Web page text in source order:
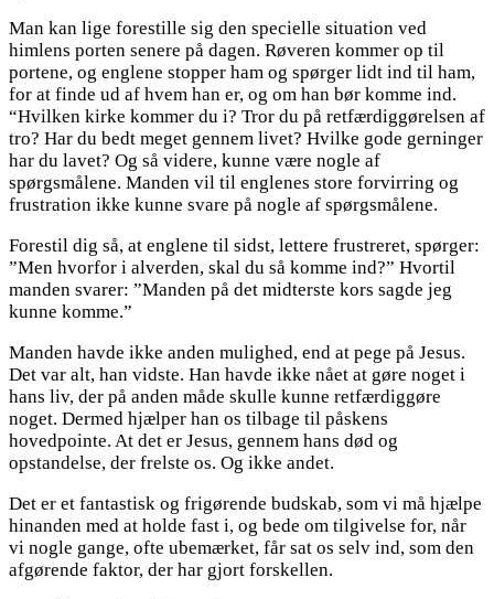
Man kan lige forestille sig den specielle situation ved
himlens porten senere på dagen. Røveren kommer op til
portene, og englene stopper ham og spørger lidt ind til ham,
for at finde ud af hvem han er, og om han bør komme ind.
“Hvilken kirke kommer du i? Tror du på retfærdiggørelsen af
tro? Har du bedt meget gennem livet? Hvilke gode gerninger
har du lavet? Og så videre, kunne være nogle af
spørgsmålene. Manden vil til englenes store forvirring og
frustration ikke kunne svare på nogle af spørgsmålene.
Forestil dig så, at englene til sidst, lettere frustreret, spørger:
”Men hvorfor i alverden, skal du så komme ind?” Hvortil
manden svarer: ”Manden på det midterste kors sagde jeg
kunne komme.”
Manden havde ikke anden mulighed, end at pege på Jesus.
Det var alt, han vidste. Han havde ikke nået at gøre noget i
hans liv, der på anden måde skulle kunne retfærdiggøre
noget. Dermed hjælper han os tilbage til påskens
hovedpointe. At det er Jesus, gennem hans død og
opstandelse, der frelste os. Og ikke andet.
Det er et fantastisk og frigørende budskab, som vi må hjælpe
hinanden med at holde fast i, og bede om tilgivelse for, når
vi nogle gange, ofte ubemærket, får sat os selv ind, som den
afgørende faktor, der har gjort forskellen.